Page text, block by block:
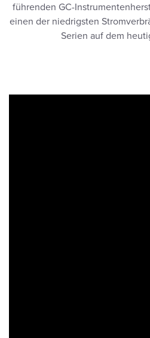
führenden GC-
einen der niedrigsten
Serien auf dem